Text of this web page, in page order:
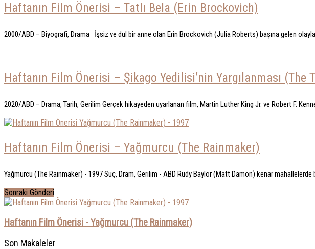
Haftanın Film Önerisi – Tatlı Bela (Erin Brockovich)
2000/ABD – Biyografi, Drama İşsiz ve dul bir anne olan Erin Brockovich (Julia Roberts) başına gelen
Haftanın Film Önerisi – Şikago Yedilisi’nin Yargılanması (The
2020/ABD – Drama, Tarih, Gerilim Gerçek hikayeden uyarlanan film, Martin Luther King Jr. ve Robert F.
Haftanın Film Önerisi – Yağmurcu (The Rainmaker)
Yağmurcu (The Rainmaker) - 1997 Suç, Dram, Gerilim - ABD Rudy Baylor (Matt Damon) kenar mahallelerde
Sonraki Gönderi
Haftanın Film Önerisi - Yağmurcu (The Rainmaker)
Son Makaleler